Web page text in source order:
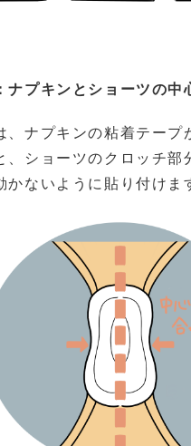
プキンとショーツの中
、ナプキンの粘着テープ
、ショーツのクロッチ部
かないように貼り付けま